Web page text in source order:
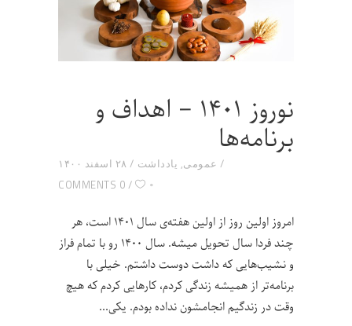
نوروز ۱۴۰۱ – اهداف و
برنامه‌ها
۲۸ اسفند ۱۴۰۰ عمومی, یادداشت
0 COMMENTS
۰
امروز اولین روز از اولین هفته‌ی سال ۱۴۰۱ است، هر
چند فردا سال تحویل میشه. سال ۱۴۰۰ رو با تمام فراز
و نشیب‌هایی که داشت دوست داشتم. خیلی با
برنامه‌تر از همیشه زندگی کردم، کارهایی کردم که هیچ
وقت در زندگیم انجامشون نداده بودم. یکی